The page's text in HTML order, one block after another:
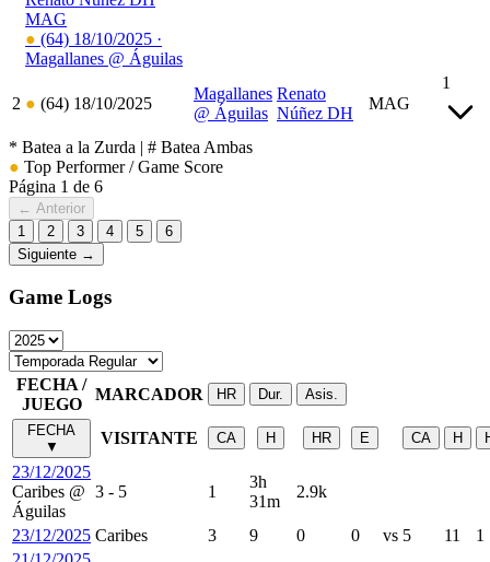
MAG
● (64) 18/10/2025 ·
Magallanes @ Águilas
2 ● (64) 18/10/2025
Magallanes
@ Águilas
Renato
Núñez DH
MAG
1
* Batea a la Zurda | # Batea Ambas
● Top Performer / Game Score
Página 1 de 6
← Anterior
1
2 3 4 5
6
Siguiente →
Game Logs
FECHA /
JUEGO
MARCADOR HR Dur. Asis.
FECHA
▼
VISITANTE CA H HR E CA H
23/12/2025
Caribes @
Águilas
3 - 5 1
3h
31m
2.9k
23/12/2025 Caribes 3 9 0 0 vs 5 11
1